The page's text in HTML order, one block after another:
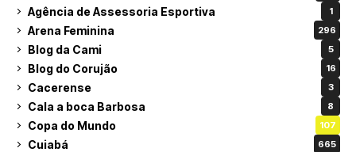
Agência de Assessoria Esportiva 1
Arena Feminina 296
Blog da Cami 5
Blog do Corujão 16
Cacerense 3
Cala a boca Barbosa 8
Copa do Mundo 107
Cuiabá 665